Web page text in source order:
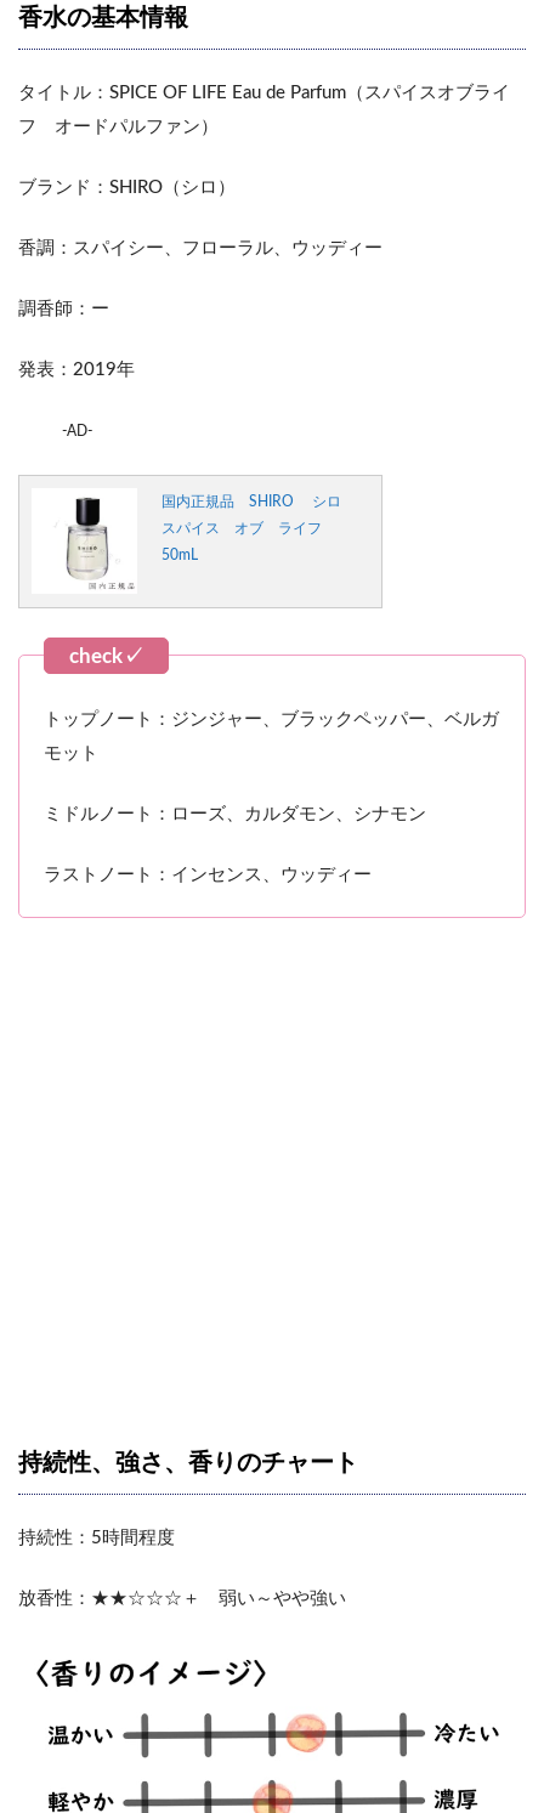
香水の基本情報
タイトル：SPICE OF LIFE Eau de Parfum（スパイスオブライ
フ オードパルファン）
ブランド：SHIRO（シロ）
香調：スパイシー、フローラル、ウッディー
調香師：ー
発表：2019年
-AD-
国内正規品 SHIRO シロ
スパイス オブ ライフ
50mL
トップノート：ジンジャー、ブラックペッパー、ベルガ
モット
ミドルノート：ローズ、カルダモン、シナモン
ラストノート：インセンス、ウッディー
持続性、強さ、香りのチャート
持続性：5時間程度
放香性：★★☆☆☆＋ 弱い～やや強い